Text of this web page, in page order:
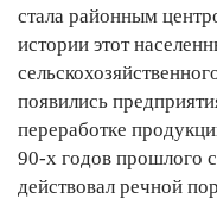
стала районным
истории этот
появились
переработке
90-х годов прошлого
действовал речной